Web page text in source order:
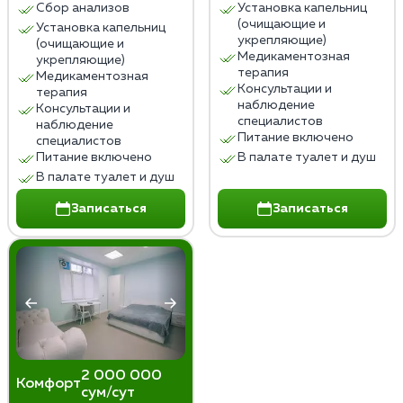
Лечение пивного алкоголизма в домашних условиях
не заменяет профессиональной медицинской и
психологической помощи, которая необходима для
эффективного и безопасного лечения.
Сбор анализов
Установка капельниц
(очищающие и
укрепляющие)
Медикаментозная
терапия
Консультации и
наблюдение
специалистов
Питание включено
В палате туалет и душ
Записаться
Установка капельниц
(очищающие и
укрепляющие)
Медикаментозная
терапия
Консультации и
наблюдение
специалистов
Питание включено
В палате туалет и душ
Записаться
Комфорт
2 000 000
сум/сут